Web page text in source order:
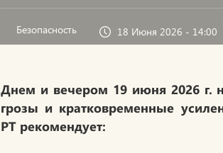
Безопасность 18 Июня 2026 - 14:00
Днем и вечером 19 июня 2026 г.
грозы и кратковременные
РТ рекомендует: